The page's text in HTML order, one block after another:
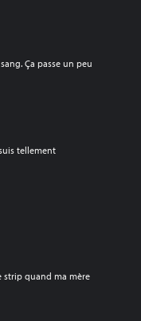
Ça passe un peu
tellement
strip quand ma mère